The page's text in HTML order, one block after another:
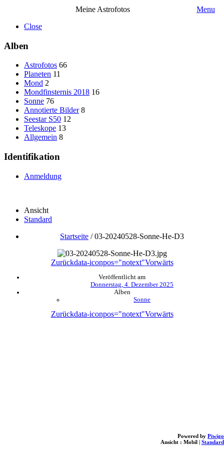
Meine Astrofotos
Menu
Close
Alben
Astrofotos 66
Planeten 11
Mond 2
Mondfinsternis 2018 16
Sonne 76
Annotierte Bilder 8
Seestar S50 12
Teleskope 13
Allgemein 8
Identifikation
Anmeldung
Ansicht
Standard
Startseite /03-20240528-Sonne-He-D3
Zurückdata-iconpos="notext"Vorwärts
Veröffentlicht am
Donnerstag, 4. Dezember 2025
Alben
Sonne
Zurückdata-iconpos="notext"Vorwärts
Powered by Piwigo
Ansicht : Mobil | Standard